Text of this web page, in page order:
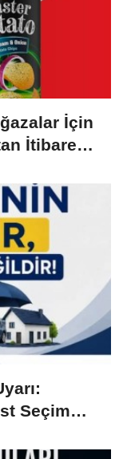
İçin
İtibaren
Seçim